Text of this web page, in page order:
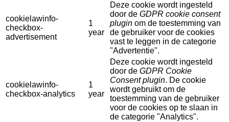
cookielawinfo-
checkbox-
advertisement
1
year
Deze cookie wordt ingesteld
door de GDPR cookie consent
plugin om de toestemming van
de gebruiker voor de cookies
vast te leggen in de categorie
"Advertentie".
cookielawinfo-
checkbox-analytics
1
year
Deze cookie wordt ingesteld
door de GDPR Cookie
Consent plugin. De cookie
wordt gebruikt om de
toestemming van de gebruiker
voor de cookies op te slaan in
de categorie "Analytics".